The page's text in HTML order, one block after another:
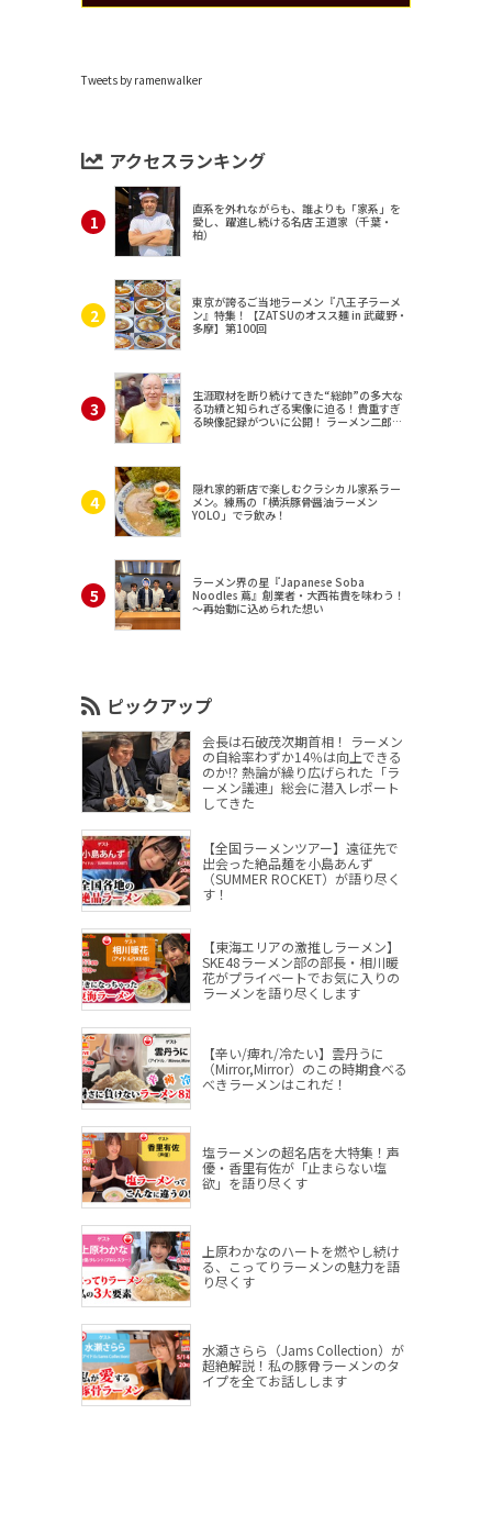
Tweets by ramenwalker
アクセスランキング
直系を外れながらも、誰よりも「家系」を
愛し、躍進し続ける名店 王道家（千葉・
柏）
東京が誇るご当地ラーメン『八王子ラーメ
ン』特集！【ZATSUのオスス麺 in 武蔵野・
多摩】第100回
生涯取材を断り続けてきた“総帥”の多大な
る功績と知られざる実像に迫る！貴重すぎ
る映像記録がついに公開！ ラーメン二郎
隠れ家的新店で楽しむクラシカル家系ラー
メン。練馬の「横浜豚骨醤油ラーメン
YOLO」でラ飲み！
ラーメン界の星『Japanese Soba
Noodles 蔦』創業者・大西祐貴を味わう！
～再始動に込められた想い
ピックアップ
会長は石破茂次期首相！ ラーメン
の自給率わずか14％は向上できる
のか!? 熱論が繰り広げられた「ラ
ーメン議連」総会に潜入レポート
してきた
【全国ラーメンツアー】遠征先で
出会った絶品麺を小島あんず
（SUMMER ROCKET）が語り尽く
す！
【東海エリアの激推しラーメン】
SKE48ラーメン部の部長・相川暖
花がプライベートでお気に入りの
ラーメンを語り尽くします
【辛い/痺れ/冷たい】雲丹うに
（Mirror,Mirror）のこの時期食べる
べきラーメンはこれだ！
塩ラーメンの超名店を大特集！声
優・香里有佐が「止まらない塩
欲」を語り尽くす
上原わかなのハートを燃やし続け
る、こってりラーメンの魅力を語
り尽くす
水瀬さらら（Jams Collection）が
超絶解説！私の豚骨ラーメンのタ
イプを全てお話しします